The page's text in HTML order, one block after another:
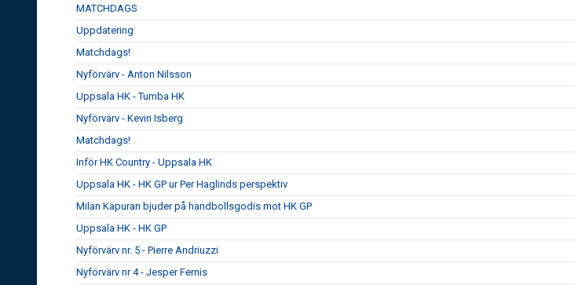
MATCHDAGS
Uppdatering
Matchdags!
Nyförvärv - Anton Nilsson
Uppsala HK - Tumba HK
Nyförvärv - Kevin Isberg
Matchdags!
Inför HK Country - Uppsala HK
Uppsala HK - HK GP ur Per Haglinds perspektiv
Milan Kapuran bjuder på handbollsgodis mot HK GP
Uppsala HK - HK GP
Nyförvärv nr. 5 - Pierre Andriuzzi
Nyförvärv nr 4 - Jesper Fernis